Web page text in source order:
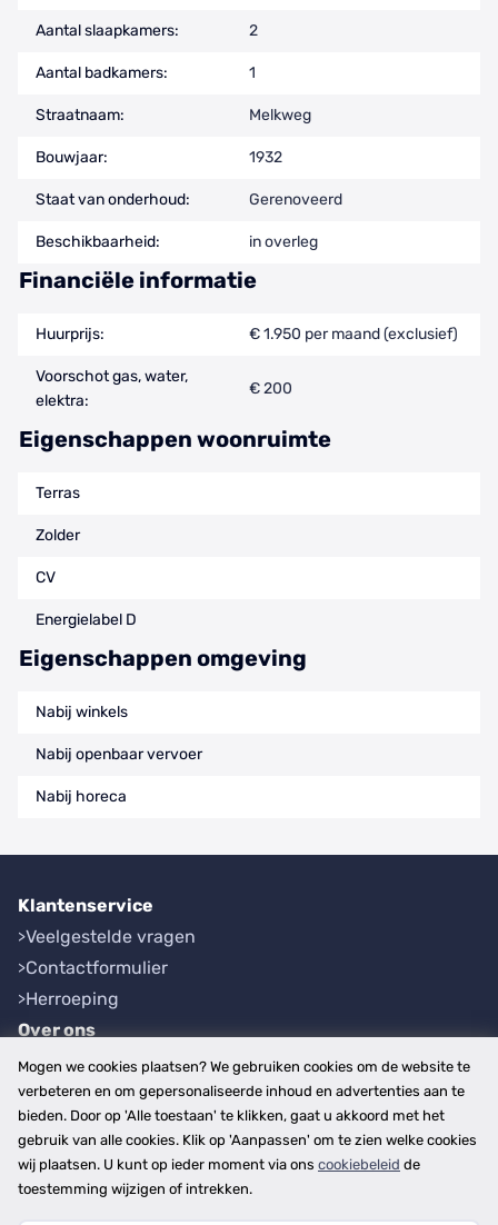
Aantal slaapkamers: 2
Aantal badkamers: 1
Straatnaam: Melkweg
Bouwjaar: 1932
Staat van onderhoud: Gerenoveerd
Beschikbaarheid: in overleg
Financiële informatie
Huurprijs: € 1.950 per maand (exclusief)
Voorschot gas, water,
elektra:
€ 200
Eigenschappen woonruimte
Terras
Zolder
CV
Energielabel D
Eigenschappen omgeving
Nabij winkels
Nabij openbaar vervoer
Nabij horeca
Klantenservice
Veelgestelde vragen
Contactformulier
Herroeping
Over ons
Bedrijfsgegevens
Werkwijze
Overzichten
Plaatsen
Provincies
Mogen we cookies plaatsen? We gebruiken cookies om de website te
verbeteren en om gepersonaliseerde inhoud en advertenties aan te
bieden. Door op 'Alle toestaan' te klikken, gaat u akkoord met het
gebruik van alle cookies. Klik op 'Aanpassen' om te zien welke cookies
wij plaatsen. U kunt op ieder moment via ons cookiebeleid de
toestemming wijzigen of intrekken.